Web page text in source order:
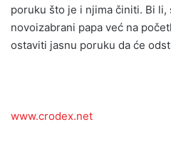
poruku što je i njima činiti. Bi li,
novoizabrani papa već na
ostaviti jasnu poruku da će
www.crodex.net